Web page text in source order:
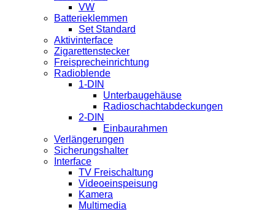
VW
Batterieklemmen
Set Standard
Aktivinterface
Zigarettenstecker
Freisprecheinrichtung
Radioblende
1-DIN
Unterbaugehäuse
Radioschachtabdeckungen
2-DIN
Einbaurahmen
Verlängerungen
Sicherungshalter
Interface
TV Freischaltung
Videoeinspeisung
Kamera
Multimedia